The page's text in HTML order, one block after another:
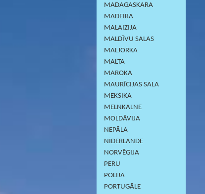
MADAGASKARA
MADEIRA
MALAIZIJA
MALDĪVU SALAS
MALJORKA
MALTA
MAROKA
MAURĪCIJAS SALA
MEKSIKA
MELNKALNE
MOLDĀVIJA
NEPĀLA
NĪDERLANDE
NORVĒĢIJA
PERU
POLIJA
PORTUGĀLE